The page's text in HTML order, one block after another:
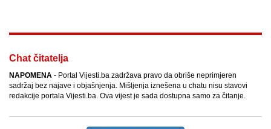
Chat čitatelja
NAPOMENA - Portal Vijesti.ba zadržava pravo da obriše neprimjeren
sadržaj bez najave i objašnjenja. Mišljenja iznešena u chatu nisu stavovi
redakcije portala Vijesti.ba. Ova vijest je sada dostupna samo za čitanje.